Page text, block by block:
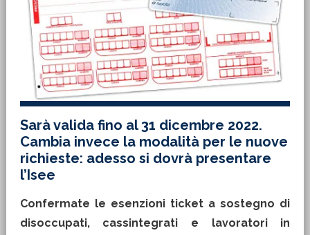
Sarà valida fino al 31 dicembre 2022.
Cambia invece la modalità per le nuove
richieste: adesso si dovrà presentare
l’Isee
Confermate le esenzioni ticket a sostegno di
disoccupati, cassintegrati e lavoratori in